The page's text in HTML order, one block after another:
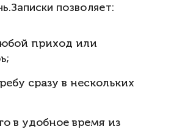
позволяет:
приход или
сразу в нескольких
в удобное время из